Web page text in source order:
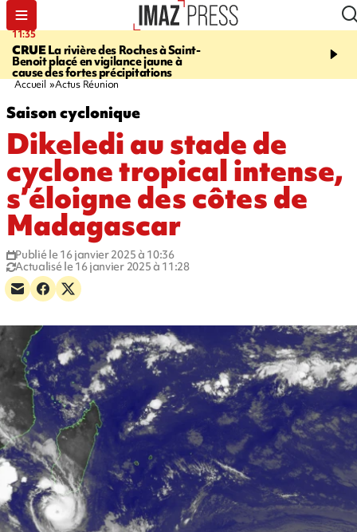
11:35
CRUELa rivière des Roches à Saint-
Benoit placé en vigilance jaune à
cause des fortes précipitations
11:57
Le
Papang a repris du
Accueil Actus Réunion
Saison cyclonique
Dikeledi au stade de
cyclone tropical intense,
s’éloigne des côtes de
Madagascar
Publié le 16 janvier 2025 à 10:36
Actualisé le 16 janvier 2025 à 11:28